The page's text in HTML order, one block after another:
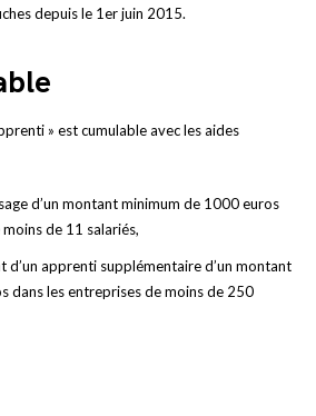
depuis le 1er juin 2015.
» est cumulable avec les aides
d’un montant minimum de 1000 euros
de 11 salariés,
d’un apprenti supplémentaire d’un montant
dans les entreprises de moins de 250